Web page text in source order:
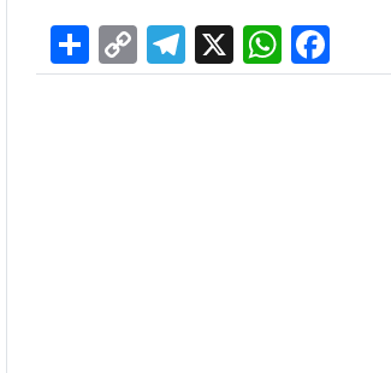
Facebook
WhatsApp
X
Telegram
Copy
Link